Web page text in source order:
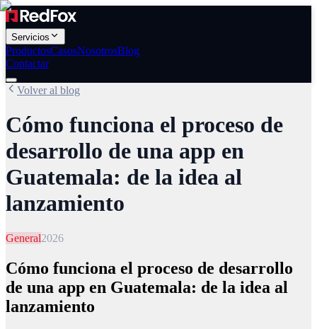
Servicios
ProductosCasosNosotrosBlog
Contactar
Volver al blog
Cómo funciona el proceso de
desarrollo de una app en
Guatemala: de la idea al
lanzamiento
General2026
Cómo funciona el proceso de desarrollo
de una app en Guatemala: de la idea al
lanzamiento